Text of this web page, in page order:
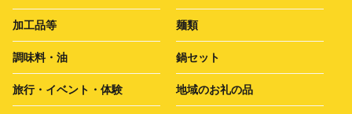
加工品等 麺類
調味料・油 鍋セット
旅行・イベント・体験 地域のお礼の品